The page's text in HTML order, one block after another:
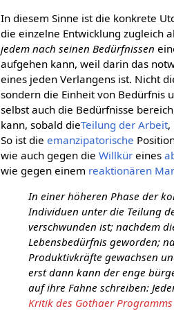
In diesem Sinne ist die konkrete
die einzelne Entwicklung zugleich
jedem nach seinen Bedürfnissen
aufgehen kann, weil darin das
eines jeden Verlangens ist. Nicht
sondern die Einheit von Bedürfnis
selbst auch die Bedürfnisse
kann, sobald dieTeilung der Arbeit,
So ist dieemanzipatorische
wie auch gegen dieWillkür eines
wie gegen einem reaktionären
In einer höheren Phase der
Individuen unter die Teilung
verschwunden ist; nachdem
Lebensbedürfnis geworden;
Produktivkräfte gewachsen
erst dann kann der enge
auf ihre Fahne schreiben:
Kritik des Gothaer Programms